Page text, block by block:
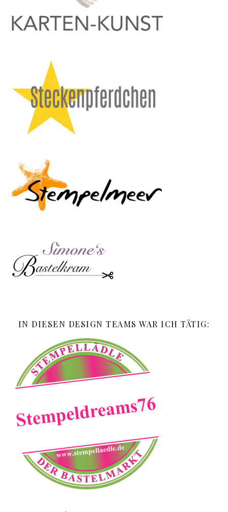
IN DIESEN DESIGN TEAMS WAR ICH TÄTIG: